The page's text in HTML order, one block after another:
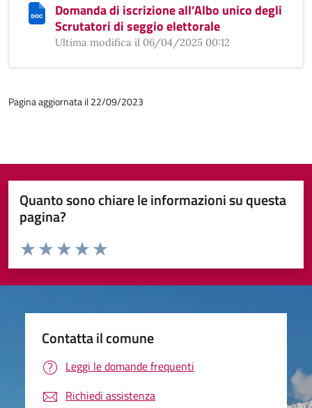
Domanda di iscrizione all’Albo unico degli
Scrutatori di seggio elettorale
Ultima modifica il 06/04/2025 00:12
Pagina aggiornata il 22/09/2023
Quanto sono chiare le informazioni su questa
pagina?
Valuta da 1 a 5 stelle la pagina
Valuta 5 stelle su 5
Valuta 4 stelle su 5
Valuta 3 stelle su 5
Valuta 2 stelle su 5
Valuta 1 stelle su 5
Contatta il comune
Leggi le domande frequenti
Richiedi assistenza